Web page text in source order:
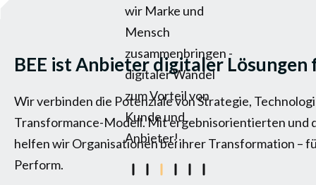
wir Marke und
Mensch
zusammenbringen -
digitaler Wandel
zum Vorteil von
Kunde und
Anbieter!
BEE ist Anbieter digitaler
Wir verbinden die Potenziale von Strategie,
Transformance-Modell. Mit ergebnisorientierten
helfen wir Organisationen bei ihrer Transformation –
Perform.